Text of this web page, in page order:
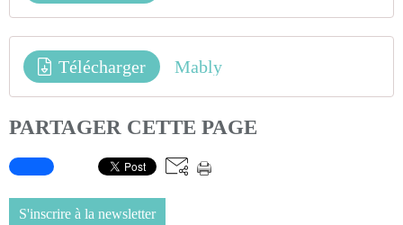
Télécharger Mably
PARTAGER CETTE PAGE
S'inscrire à la newsletter